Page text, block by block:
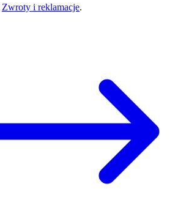
Zwroty i reklamacje.